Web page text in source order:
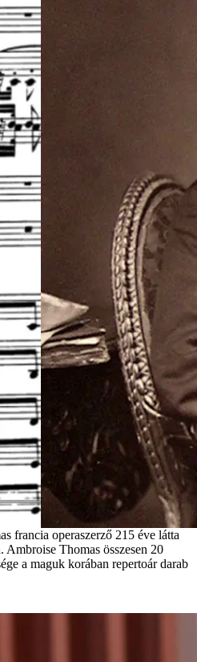
francia operaszerző 215 éve látta
Ambroise Thomas összesen 20
a maguk korában repertoár darab